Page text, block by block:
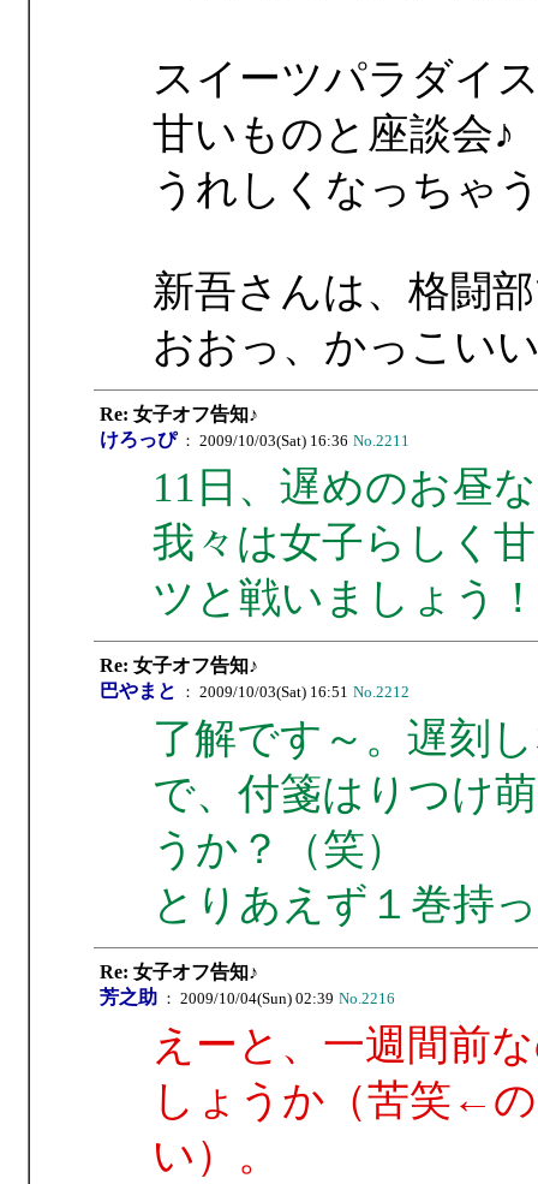
スイーツパラダイ
甘いものと座談会♪
うれしくなっちゃ
新吾さんは、格闘
おおっ、かっこい
Re: 女子オフ告知♪
けろっぴ： 2009/10/03(Sat) 16:36 No.2211
11日、遅めのお昼
我々は女子らしく
ツと戦いましょう
Re: 女子オフ告知♪
巴やまと ： 2009/10/03(Sat) 16:51 No.2212
了解です～。遅刻
で、付箋はりつけ
うか？（笑）
とりあえず１巻持
Re: 女子オフ告知♪
芳之助 ： 2009/10/04(Sun) 02:39 No.2216
えーと、一週間前
しょうか（苦笑←
い）。